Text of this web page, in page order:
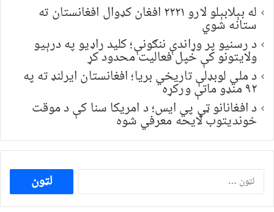
له بېلابېلو لارو ۲۲۲۱ افغان کډوال افغانستان ته
ستانه شوي
د رسنیو پر وړاندې ننګونې؛ کلید راډیو په درېیو
ولایتونو کې خپل فعالیت محدود کړ
د ملي لوبډلې تاریخي بریا؛ افغانستان ایرلنډ ته په
۹۲ منډو ماتې ورکړه
د افغانانو ټي پي ایس؛ د امریکا سنا کې د موقت
خونديتوب لایحه معرفي شوه
ددی
لپاره
لټون: